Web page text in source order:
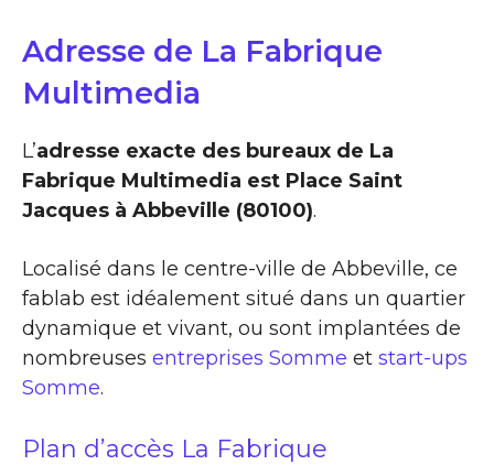
Adresse de La Fabrique
Multimedia
L’adresse exacte des bureaux de La
Fabrique Multimedia est Place Saint
Jacques à Abbeville (80100).
Localisé dans le centre-ville de Abbeville, ce
fablab est idéalement situé dans un quartier
dynamique et vivant, ou sont implantées de
nombreuses entreprises Somme et start-ups
Somme.
Plan d’accès La Fabrique